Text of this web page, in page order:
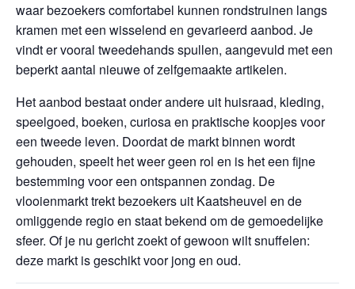
waar bezoekers comfortabel kunnen rondstruinen langs
kramen met een wisselend en gevarieerd aanbod. Je
vindt er vooral tweedehands spullen, aangevuld met een
beperkt aantal nieuwe of zelfgemaakte artikelen.
Het aanbod bestaat onder andere uit huisraad, kleding,
speelgoed, boeken, curiosa en praktische koopjes voor
een tweede leven. Doordat de markt binnen wordt
gehouden, speelt het weer geen rol en is het een fijne
bestemming voor een ontspannen zondag. De
vlooienmarkt trekt bezoekers uit Kaatsheuvel en de
omliggende regio en staat bekend om de gemoedelijke
sfeer. Of je nu gericht zoekt of gewoon wilt snuffelen:
deze markt is geschikt voor jong en oud.